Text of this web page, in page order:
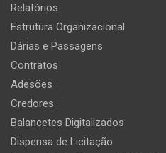
Relatórios
Estrutura Organizacional
Dárias e Passagens
Contratos
Adesões
Credores
Balancetes Digitalizados
Dispensa de Licitação